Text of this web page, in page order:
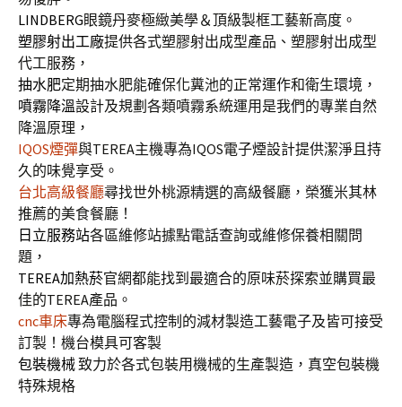
LINDBERG眼鏡丹麥極緻美學＆頂級製框工藝新高度。
塑膠射出工廠提供各式塑膠射出成型產品、塑膠射出成型
代工服務，
抽水肥定期抽水肥能確保化糞池的正常運作和衛生環境，
噴霧降溫設計及規劃各類噴霧系統運用是我們的專業自然
降溫原理，
IQOS煙彈與TEREA主機專為IQOS電子煙設計提供潔淨且持
久的味覺享受。
台北高級餐廳尋找世外桃源精選的高級餐廳，榮獲米其林
推薦的美食餐廳！
日立服務站各區維修站據點電話查詢或維修保養相關問
題，
TEREA加熱菸官網都能找到最適合的原味菸探索並購買最
佳的TEREA產品。
cnc車床專為電腦程式控制的減材製造工藝電子及皆可接受
訂製！機台模具可客製
包裝機械致力於各式包裝用機械的生產製造，真空包裝機
特殊規格